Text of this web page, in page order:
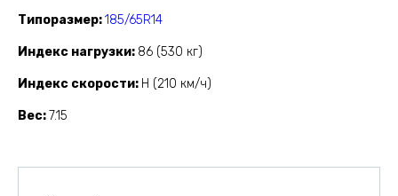
Типоразмер 185/65R14
Индекс нагрузки 86 (530 кг)
Индекс скорости H (210 км/ч)
Вес 7.15